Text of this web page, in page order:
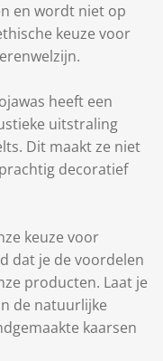
en wordt niet op
keuze voor
heeft een
uitstraling
Dit maakt ze niet
decoratief
keuze voor
dat je de voordelen
producten. Laat je
de natuurlijke
kaarsen